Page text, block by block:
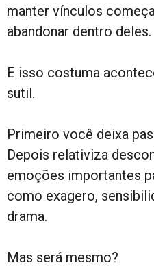
manter vínculos
abandonar dentro deles.
E isso costuma
sutil.
Primeiro você deixa
Depois relativiza
emoções importantes
como exagero,
drama.
Mas será mesmo?